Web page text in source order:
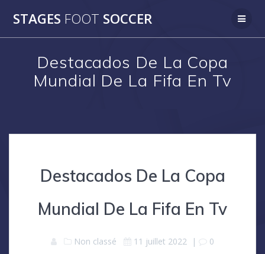
to
STAGES FOOT SOCCER
Destacados De La Copa
Mundial De La Fifa En Tv
Destacados De La Copa
Mundial De La Fifa En Tv
Non classé 11 juillet 2022 | 0